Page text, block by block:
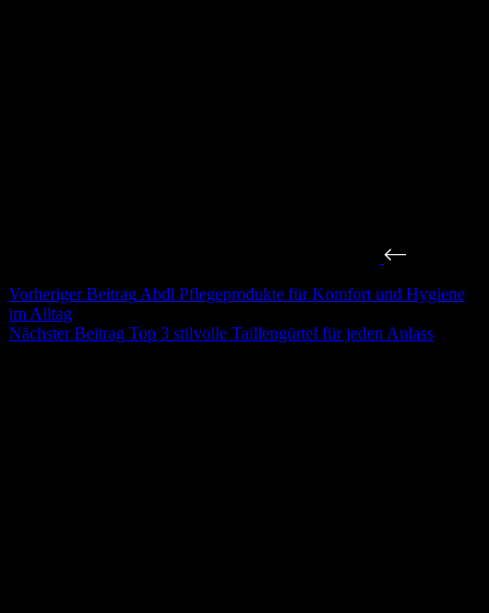
VorherigerBeitrag Abdl Pflegeprodukte für Komfort und Hygiene
im Alltag
NächsterBeitrag Top 3 stilvolle Taillengürtel für jeden Anlass